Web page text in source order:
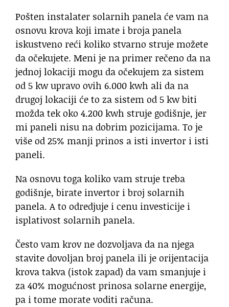
Pošten instalater solarnih panela će vam na
osnovu krova koji imate i broja panela
iskustveno reći koliko stvarno struje možete
da očekujete. Meni je na primer rečeno da na
jednoj lokaciji mogu da očekujem za sistem
od 5 kw upravo ovih 6.000 kwh ali da na
drugoj lokaciji će to za sistem od 5 kw biti
možda tek oko 4.200 kwh struje godišnje, jer
mi paneli nisu na dobrim pozicijama. To je
više od 25% manji prinos a isti invertor i isti
paneli.
Na osnovu toga koliko vam struje treba
godišnje, birate invertor i broj solarnih
panela. A to odredjuje i cenu investicije i
isplativost solarnih panela.
Često vam krov ne dozvoljava da na njega
stavite dovoljan broj panela ili je orijentacija
krova takva (istok zapad) da vam smanjuje i
za 40% mogućnost prinosa solarne energije,
pa i tome morate voditi računa.